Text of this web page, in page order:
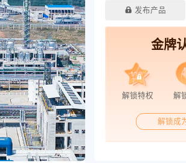
发布产品
金牌
解锁特权 解
解锁成